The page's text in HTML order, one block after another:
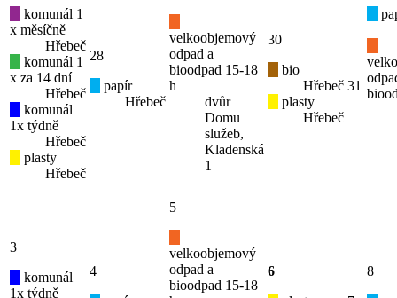
komunál 1
x měsíčně
Hřebeč
komunál 1
x za 14 dní
Hřebeč
komunál
1x týdně
Hřebeč
plasty
Hřebeč
28
papír
Hřebeč
velkoobjemový
odpad a
bioodpad 15-18
h
dvůr
Domu
služeb,
Kladenská
1
30
bio
Hřebeč
plasty
Hřebeč
31
3
komunál
1x týdně
4
5
velkoobjemový
odpad a
bioodpad 15-18
6
8